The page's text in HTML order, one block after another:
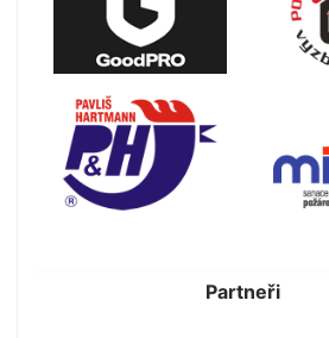
Partneři